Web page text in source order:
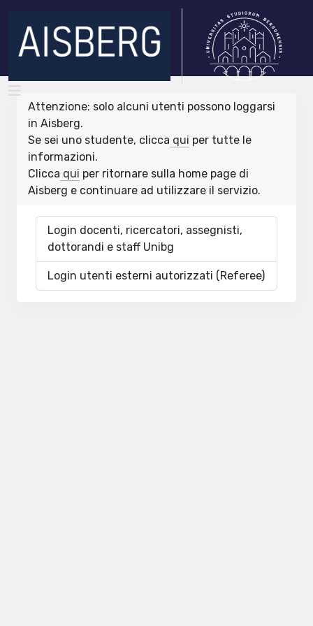
Attenzione: solo alcuni utenti possono loggarsi
in Aisberg.
Se sei uno studente, clicca qui per tutte le
informazioni.
Clicca qui per ritornare sulla home page di
Aisberg e continuare ad utilizzare il servizio.
Login docenti, ricercatori, assegnisti,
dottorandi e staff Unibg
Login utenti esterni autorizzati (Referee)